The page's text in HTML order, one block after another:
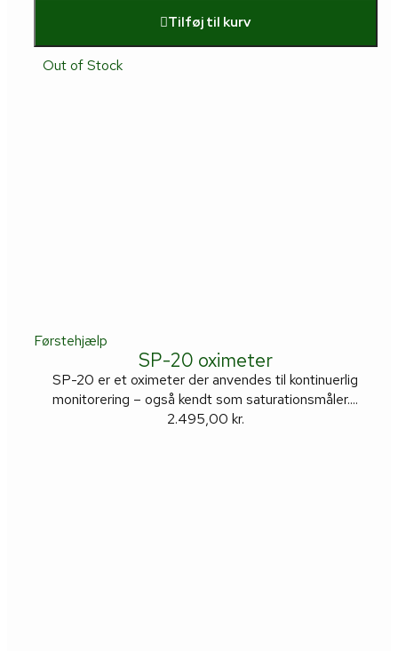
Tilføj til kurv
Out of Stock
Førstehjælp
SP-20 oximeter
SP-20 er et oximeter der anvendes til kontinuerlig
monitorering – også kendt som saturationsmåler....
2.495,00 kr.